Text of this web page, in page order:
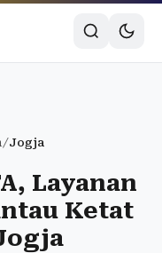
/Jogja
Layanan
Ketat